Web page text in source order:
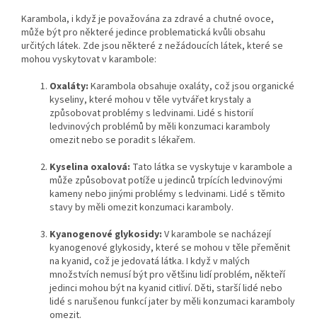
Karambola, i když je považována za zdravé a chutné ovoce,
může být pro některé jedince problematická kvůli obsahu
určitých látek. Zde jsou některé z nežádoucích látek, které se
mohou vyskytovat v karambole:
Oxaláty: Karambola obsahuje oxaláty, což jsou organické
kyseliny, které mohou v těle vytvářet krystaly a
způsobovat problémy s ledvinami. Lidé s historií
ledvinových problémů by měli konzumaci karamboly
omezit nebo se poradit s lékařem.
Kyselina oxalová: Tato látka se vyskytuje v karambole a
může způsobovat potíže u jedinců trpících ledvinovými
kameny nebo jinými problémy s ledvinami. Lidé s těmito
stavy by měli omezit konzumaci karamboly.
Kyanogenové glykosidy: V karambole se nacházejí
kyanogenové glykosidy, které se mohou v těle přeměnit
na kyanid, což je jedovatá látka. I když v malých
množstvích nemusí být pro většinu lidí problém, někteří
jedinci mohou být na kyanid citliví. Děti, starší lidé nebo
lidé s narušenou funkcí jater by měli konzumaci karamboly
omezit.